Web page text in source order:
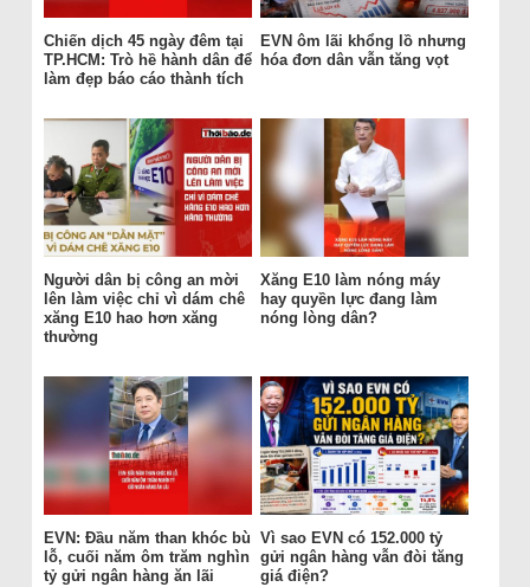
Chiến dịch 45 ngày đêm tại
TP.HCM: Trò hề hành dân để
làm đẹp báo cáo thành tích
EVN ôm lãi khổng lồ nhưng
hóa đơn dân vẫn tăng vọt
Người dân bị công an mời
lên làm việc chỉ vì dám chê
xăng E10 hao hơn xăng
thường
Xăng E10 làm nóng máy
hay quyền lực đang làm
nóng lòng dân?
EVN: Đầu năm than khóc bù
lỗ, cuối năm ôm trăm nghìn
tỷ gửi ngân hàng ăn lãi
Vì sao EVN có 152.000 tỷ
gửi ngân hàng vẫn đòi tăng
giá điện?